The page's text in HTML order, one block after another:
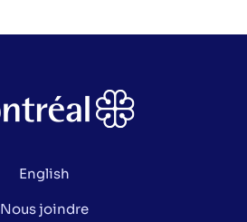
English
Nous joindre